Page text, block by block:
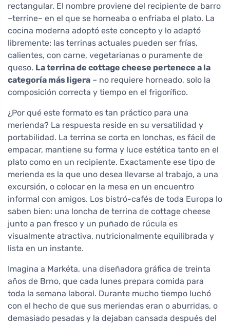
rectangular. El nombre proviene del recipiente de barro
–terrine– en el que se horneaba o enfriaba el plato. La
cocina moderna adoptó este concepto y lo adaptó
libremente: las terrinas actuales pueden ser frías,
calientes, con carne, vegetarianas o puramente de
queso. La terrina de cottage cheese pertenece a la
categoría más ligera – no requiere horneado, solo la
composición correcta y tiempo en el frigorífico.
¿Por qué este formato es tan práctico para una
merienda? La respuesta reside en su versatilidad y
portabilidad. La terrina se corta en lonchas, es fácil de
empacar, mantiene su forma y luce estética tanto en el
plato como en un recipiente. Exactamente ese tipo de
merienda es la que uno desea llevarse al trabajo, a una
excursión, o colocar en la mesa en un encuentro
informal con amigos. Los bistró-cafés de toda Europa lo
saben bien: una loncha de terrina de cottage cheese
junto a pan fresco y un puñado de rúcula es
visualmente atractiva, nutricionalmente equilibrada y
lista en un instante.
Imagina a Markéta, una diseñadora gráfica de treinta
años de Brno, que cada lunes prepara comida para
toda la semana laboral. Durante mucho tiempo luchó
con el hecho de que sus meriendas eran o aburridas, o
demasiado pesadas y la dejaban cansada después del